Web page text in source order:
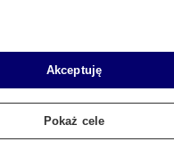
Akceptuję
Pokaż cele